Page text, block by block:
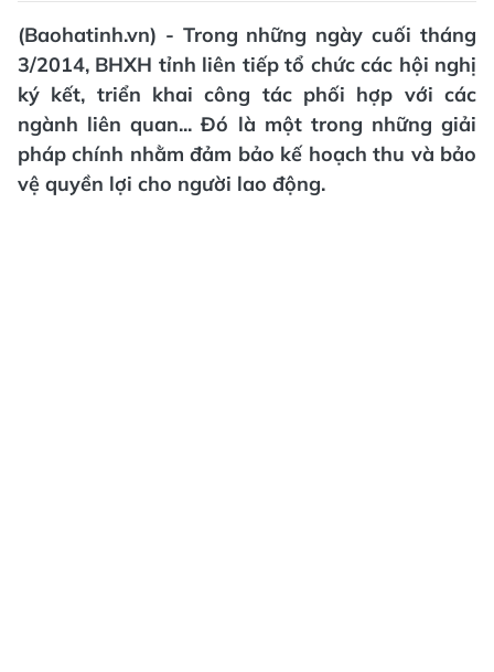
(Baohatinh.vn) - Trong những ngày cuối tháng
3/2014, BHXH tỉnh liên tiếp tổ chức các hội nghị
ký kết, triển khai công tác phối hợp với các
ngành liên quan... Đó là một trong những giải
pháp chính nhằm đảm bảo kế hoạch thu và bảo
vệ quyền lợi cho người lao động.